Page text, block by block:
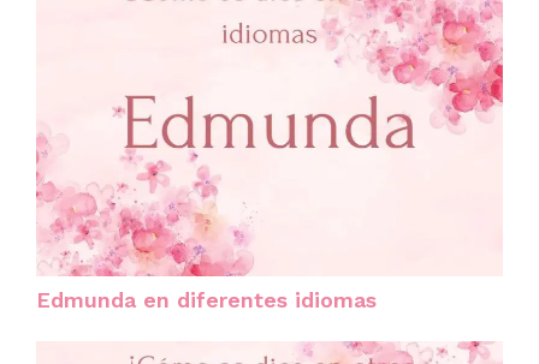
Edmunda en diferentes idiomas